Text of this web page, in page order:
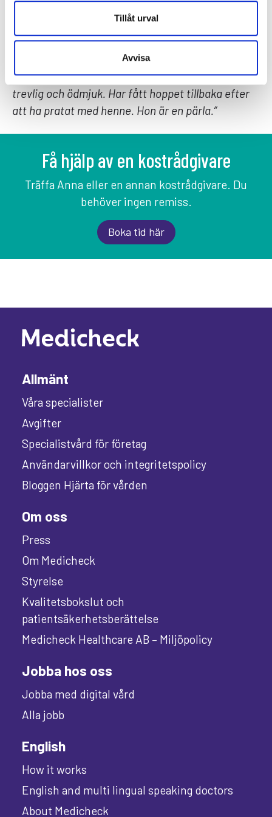
Tillåt urval
Avvisa
”Livet leker igen. Nytt hopp. Tusen tack Anna.”
”Anna är mycket kunnig, professionell, oerhört
trevlig och ödmjuk. Har fått hoppet tillbaka efter
att ha pratat med henne. Hon är en pärla.”
Få hjälp av en kostrådgivare
Träffa Anna eller en annan kostrådgivare. Du
behöver ingen remiss.
Boka tid här
Allmänt
Våra specialister
Avgifter
Specialistvård för företag
Användarvillkor och integritetspolicy
Bloggen Hjärta för vården
Om oss
Press
Om Medicheck
Styrelse
Kvalitetsbokslut och
patientsäkerhetsberättelse
Medicheck Healthcare AB – Miljöpolicy
Jobba hos oss
Jobba med digital vård
Alla jobb
English
How it works
English and multi lingual speaking doctors
About Medicheck